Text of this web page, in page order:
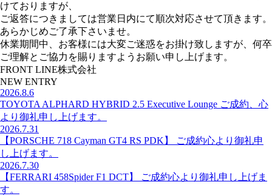
けておりますが、
ご返答につきましては営業日内にて順次対応させて頂きます。
あらかじめご了承下さいませ。
休業期間中、お客様には大変ご迷惑をお掛け致しますが、何卒
ご理解とご協力を賜りますようお願い申し上げます。
FRONT LINE株式会社
NEW ENTRY
2026.8.6
TOYOTA ALPHARD HYBRID 2.5 Executive Lounge ご成約、心
より御礼申し上げます。
2026.7.31
【PORSCHE 718 Cayman GT4 RS PDK】 ご成約心より御礼申
し上げます。
2026.7.30
【FERRARI 458Spider F1 DCT】 ご成約心より御礼申し上げま
す。